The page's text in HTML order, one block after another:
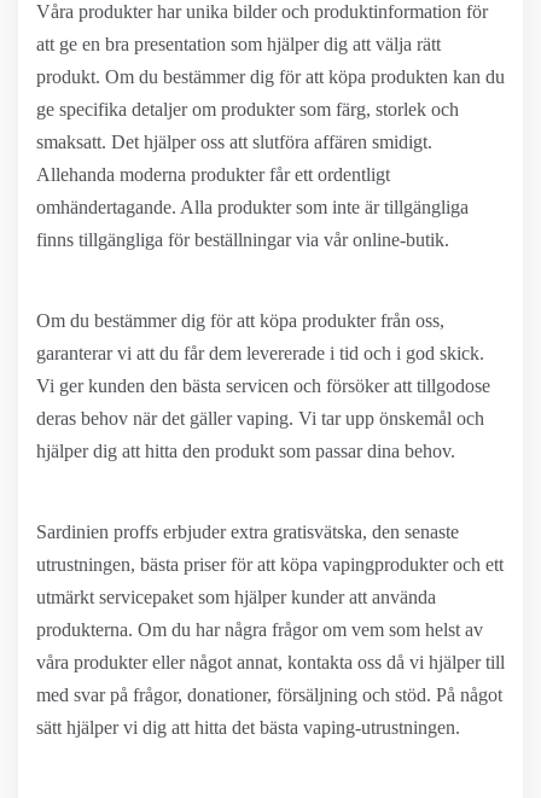
Våra produkter har unika bilder och produktinformation för
att ge en bra presentation som hjälper dig att välja rätt
produkt. Om du bestämmer dig för att köpa produkten kan du
ge specifika detaljer om produkter som färg, storlek och
smaksatt. Det hjälper oss att slutföra affären smidigt.
Allehanda moderna produkter får ett ordentligt
omhändertagande. Alla produkter som inte är tillgängliga
finns tillgängliga för beställningar via vår online-butik.
Om du bestämmer dig för att köpa produkter från oss,
garanterar vi att du får dem levererade i tid och i god skick.
Vi ger kunden den bästa servicen och försöker att tillgodose
deras behov när det gäller vaping. Vi tar upp önskemål och
hjälper dig att hitta den produkt som passar dina behov.
Sardinien proffs erbjuder extra gratisvätska, den senaste
utrustningen, bästa priser för att köpa vapingprodukter och ett
utmärkt servicepaket som hjälper kunder att använda
produkterna. Om du har några frågor om vem som helst av
våra produkter eller något annat, kontakta oss då vi hjälper till
med svar på frågor, donationer, försäljning och stöd. På något
sätt hjälper vi dig att hitta det bästa vaping-utrustningen.